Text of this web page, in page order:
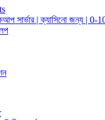
সার্ভার | ক্যাসিনো জন্য | 0-